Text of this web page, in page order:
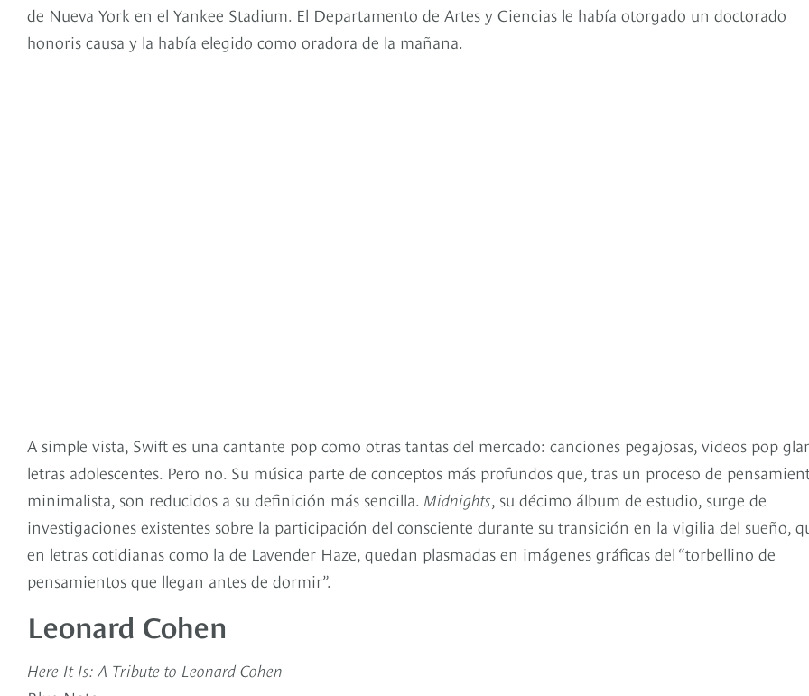
de Nueva York en el Yankee Stadium. El Departamento de Artes y Ciencias le había otorgado un doctorado
honoris causa y la había elegido como oradora de la mañana.
A simple vista, Swift es una cantante pop como otras tantas del mercado: canciones pegajosas, videos pop
letras adolescentes. Pero no. Su música parte de conceptos más profundos que, tras un proceso de
minimalista, son reducidos a su definición más sencilla. Midnights, su décimo álbum de estudio, surge de
investigaciones existentes sobre la participación del consciente durante su transición en la vigilia del sueño,
en letras cotidianas como la de Lavender Haze, quedan plasmadas en imágenes gráficas del “torbellino de
pensamientos que llegan antes de dormir”.
Leonard Cohen
Here It Is: A Tribute to Leonard Cohen